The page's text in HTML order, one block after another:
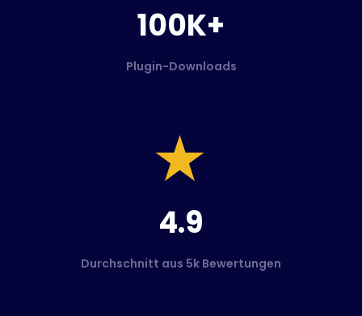
100K+
Plugin-Downloads
4.9
Durchschnitt aus 5k Bewertungen